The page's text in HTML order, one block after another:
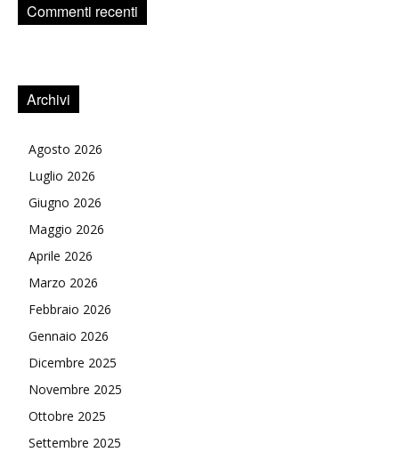
Commenti recenti
Archivi
Agosto 2026
Luglio 2026
Giugno 2026
Maggio 2026
Aprile 2026
Marzo 2026
Febbraio 2026
Gennaio 2026
Dicembre 2025
Novembre 2025
Ottobre 2025
Settembre 2025